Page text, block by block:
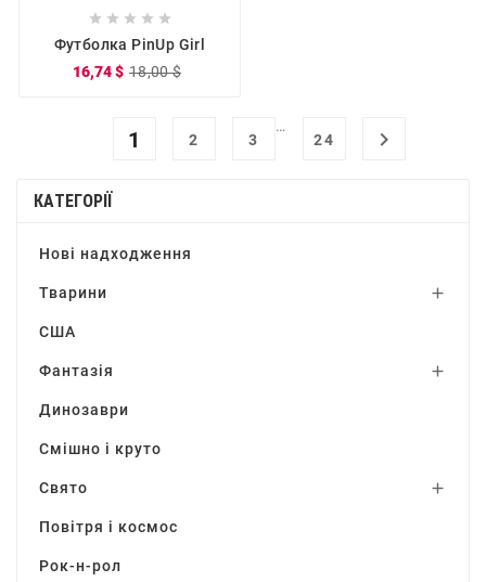
    
Футболка PinUp Girl
16,74 $ 18,00 $
1 2 3
…
24

КАТЕГОРІЇ
Нові надходження
Тварини 
США
Фантазія 
Динозаври
Смішно і круто
Свято 
Повітря і космос
Рок-н-рол